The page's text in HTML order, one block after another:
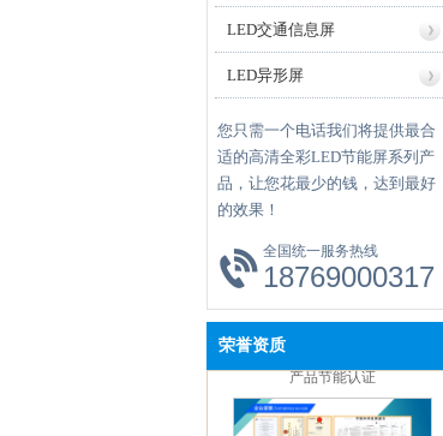
LED交通信息屏
LED异形屏
您只需一个电话我们将提供最合
适的高清全彩LED节能屏系列产
品，让您花最少的钱，达到最好
的效果！
全国统一服务热线
18769000317
荣誉资质
产品节能认证